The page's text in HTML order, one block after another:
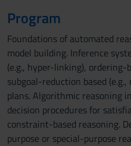
Program
Foundations of automated
model building. Inference
(e.g., hyper-linking), ordering-
subgoal-reduction based
plans. Algorithmic reasoning
decision procedures for
constraint-based reasoning.
purpose or special-purpose